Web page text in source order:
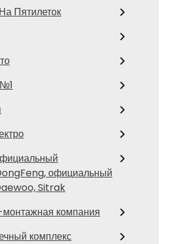
Пятилеток
официальный
Sitrak
компания
комплекс